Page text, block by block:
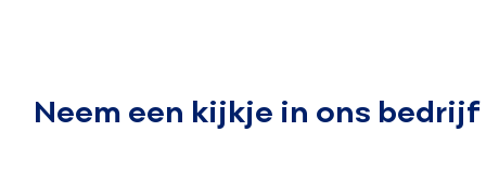
Neem een kijkje in ons bedrijf